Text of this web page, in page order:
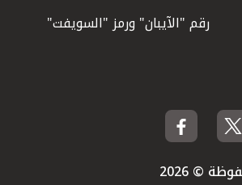
رقم "الآيبان" ورمز "السويفت"
© 2026